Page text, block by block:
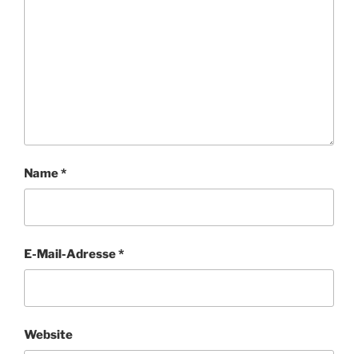
Name*
E-Mail-Adresse*
Website